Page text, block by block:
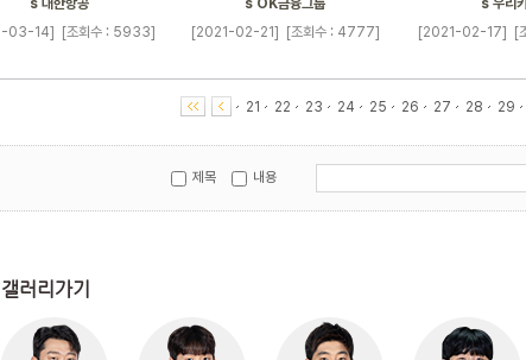
s 대한항공
03-14]
[조회수 : 5933]
s OK금융그룹
[2021-02-21]
[조회수 : 4777]
s 우리
[2021-02-17]
[
21 22 23 24 25 26 27 28 29
제목 내용